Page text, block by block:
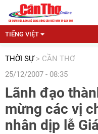
TIẾNG VIỆT
THỜI SỰ > CẦN THƠ
25/12/2007 - 08:35
Lãnh đạo
mừng các vị
nhân dịp lễ